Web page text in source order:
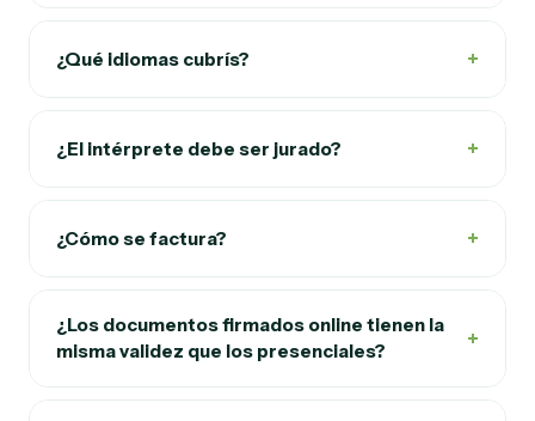
¿Qué idiomas cubrís? +
¿El intérprete debe ser jurado? +
¿Cómo se factura? +
¿Los documentos firmados online tienen la
misma validez que los presenciales?
+